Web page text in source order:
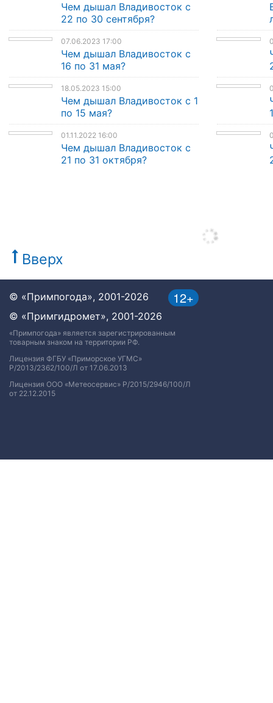
Чем дышал Владивосток с
22 по 30 сентября?
07.06.2023 17:00
Чем дышал Владивосток с
16 по 31 мая?
18.05.2023 15:00
Чем дышал Владивосток с 1
по 15 мая?
01.11.2022 16:00
Чем дышал Владивосток с
21 по 31 октября?
Вверх
12+
© «Примпогода», 2001-2026
© «Примгидромет», 2001-2026
«Примпогода» является зарегистрированным
товарным знаком на территории РФ.
Лицензия ФГБУ «Приморское УГМС»
Р/2013/2362/100/Л от 17.06.2013
Лицензия ООО «Метеосервис» Р/2015/2946/100/Л
от 22.12.2015